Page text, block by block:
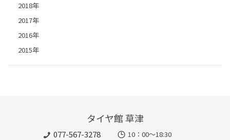
2018年
2017年
2016年
2015年
タイヤ館 草津
077-567-3278
10：00～18:30